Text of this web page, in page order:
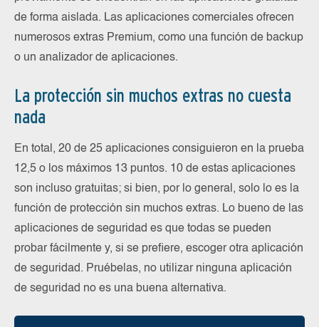
de forma aislada. Las aplicaciones comerciales ofrecen
numerosos extras Premium, como una función de backup
o un analizador de aplicaciones.
La protección sin muchos extras no cuesta
nada
En total, 20 de 25 aplicaciones consiguieron en la prueba
12,5 o los máximos 13 puntos. 10 de estas aplicaciones
son incluso gratuitas; si bien, por lo general, solo lo es la
función de protección sin muchos extras. Lo bueno de las
aplicaciones de seguridad es que todas se pueden
probar fácilmente y, si se prefiere, escoger otra aplicación
de seguridad. Pruébelas, no utilizar ninguna aplicación
de seguridad no es una buena alternativa.